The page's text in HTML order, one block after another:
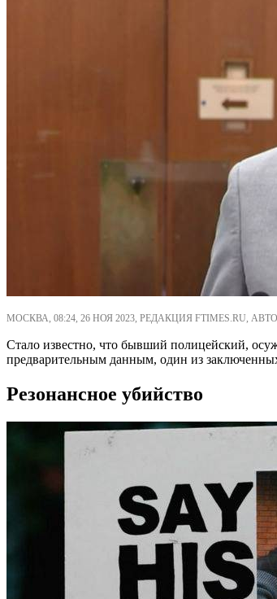
МОСКВА, 08:24, 26 НОЯ 2023, РЕДАКЦИЯ FTIMES.RU,
Стало известно, что бывший полицейский,
предварительным данным, один из
Резонансное убийство